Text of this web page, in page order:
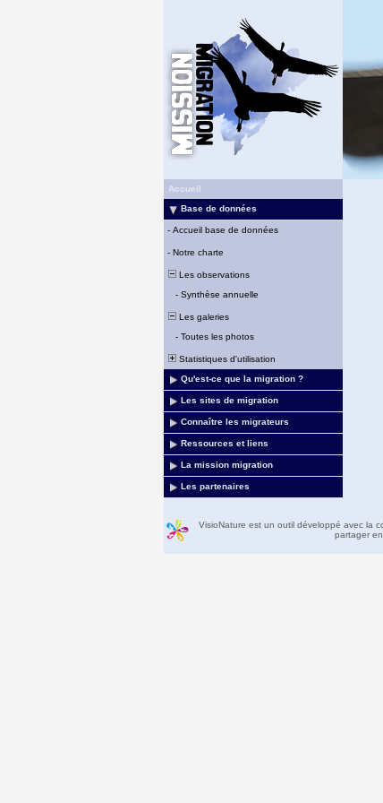
Accueil
Base de données
- Accueil base de données
- Notre charte
Les observations
- Synthèse annuelle
Les galeries
- Toutes les photos
Statistiques d'utilisation
Qu'est-ce que la migration ?
Les sites de migration
Connaître les migrateurs
Ressources et liens
La mission migration
Les partenaires
VisioNature est un outil développé avec la
partager